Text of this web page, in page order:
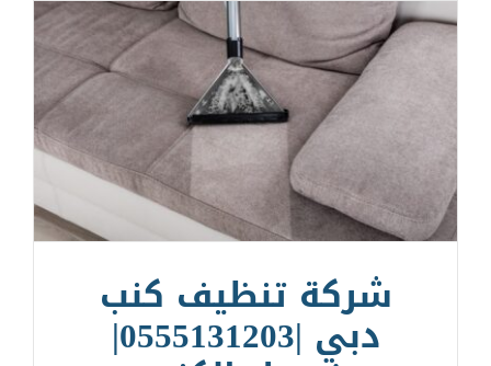
شركة تنظيف كنب
دبي |0555131203|